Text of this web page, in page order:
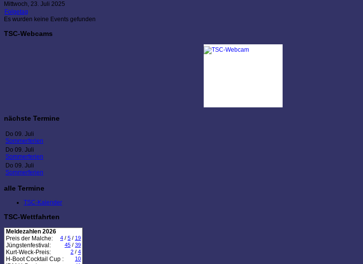
Mittwoch, 23. Juli 2025
Folgetag
Es wurden keine Events gefunden
TSC-Webcams
nächste Termine
Do 09. Juli
Sommerferien
Do 09. Juli
Sommerferien
Do 09. Juli
Sommerferien
alle Termine
TSC-Kalender
TSC-Wettfahrten
Meldezahlen 2026
Preis der Malche:
4 / 5 / 19
Jüngstenfestival: 45 / 39
Kurt-Weck-Preis: 2 / 4
H-Boot Cocktail Cup : 10